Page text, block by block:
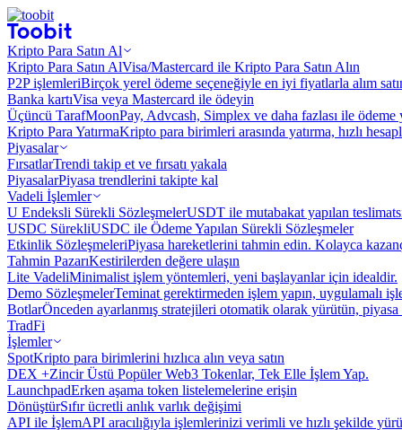
Kripto Para Satın Al
Kripto Para Satın AlVisa/Mastercard ile Kripto Para Satın Alın
P2P işlemleriBirçok yerel ödeme seçeneğiyle en iyi fiyatlarla alım
Banka kartıVisa veya Mastercard ile ödeyin
Üçüncü TarafMoonPay, Advcash, Simplex ve daha fazlası ile ödeme
Kripto Para YatırmaKripto para birimleri arasında yatırma, hızlı
Piyasalar
FırsatlarTrendi takip et ve fırsatı yakala
PiyasalarPiyasa trendlerini takipte kal
Vadeli İşlemler
U Endeksli Sürekli SözleşmelerUSDT ile mutabakat yapılan
USDC SürekliUSDC ile Ödeme Yapılan Sürekli Sözleşmeler
Etkinlik SözleşmeleriPiyasa hareketlerini tahmin edin. Kolayca
Tahmin PazarıKestirilerden değere ulaşın
Lite VadeliMinimalist işlem yöntemleri, yeni başlayanlar için idealdir.
Demo SözleşmelerTeminat gerektirmeden işlem yapın, uygulamalı
BotlarÖnceden ayarlanmış stratejileri otomatik olarak yürütün, piyasa
TradFi
İşlemler
SpotKripto para birimlerini hızlıca alın veya satın
DEX +Zincir Üstü Popüler Web3 Tokenlar, Tek Elle İşlem Yap.
LaunchpadErken aşama token listelemelerine erişin
DönüştürSıfır ücretli anlık varlık değişimi
API ile İşlemAPI aracılığıyla işlemlerinizi verimli ve hızlı şekilde